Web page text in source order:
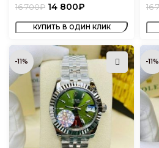
16 700₽ 14 800₽
КУПИТЬ В ОДИН КЛИК
16
-11% -11%